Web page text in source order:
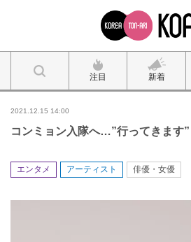
注目 新着
2021.12.15 14:00
コンミョン入隊へ…”行ってきます”
エンタメ アーティスト 俳優・女優